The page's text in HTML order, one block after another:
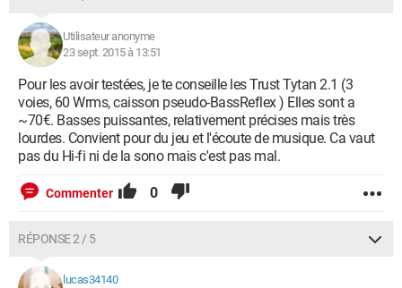
Utilisateur anonyme
23 sept. 2015 à 13:51
Pour les avoir testées, je te conseille les Trust Tytan 2.1 (3
voies, 60 Wrms, caisson pseudo-BassReflex ) Elles sont a
~70€. Basses puissantes, relativement précises mais très
lourdes. Convient pour du jeu et l'écoute de musique. Ca vaut
pas du Hi-fi ni de la sono mais c'est pas mal.
Commenter 0
RÉPONSE 2 / 5
lucas34140